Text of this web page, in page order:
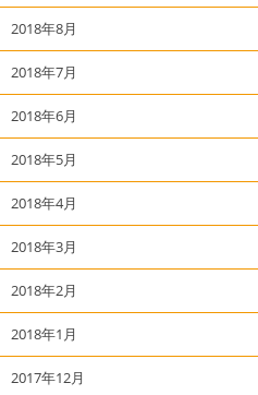
2018年8月
2018年7月
2018年6月
2018年5月
2018年4月
2018年3月
2018年2月
2018年1月
2017年12月